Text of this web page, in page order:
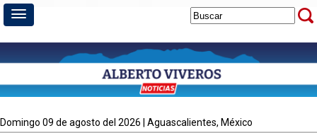
domingo 09 de agosto del 2026 | Aguascalientes, México